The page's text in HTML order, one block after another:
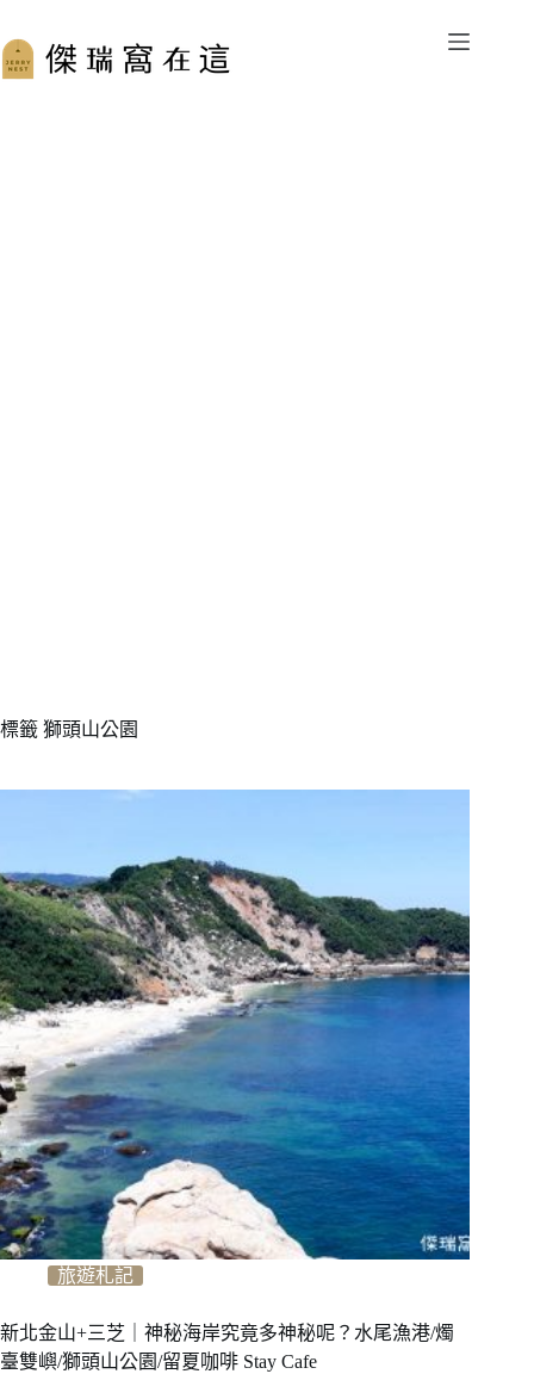
至
主
標籤 獅頭山公園
旅遊札記
新北金山+三芝｜神秘海岸究竟多神秘呢？水尾漁港/燭
臺雙嶼/獅頭山公園/留夏咖啡 Stay Cafe